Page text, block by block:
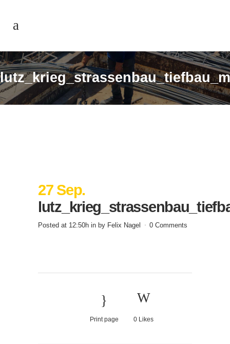
27 Sep.
Posted at 12:50h in by Felix Nagel 0 Comments
Print page 0Likes